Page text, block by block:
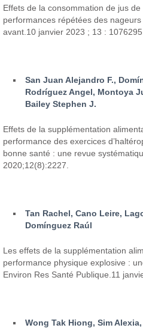
Effets de la consommation de jus
performances répétées des
avant.10 janvier 2023 ; 13 : 1076295.
San Juan Alejandro F.,
Rodríguez Angel, Montoya
Bailey Stephen J.
Effets de la supplémentation
performance des exercices
bonne santé : une revue
2020;12(8):2227.
Tan Rachel, Cano Leire,
Domínguez Raúl
Les effets de la supplémentation
performance physique explosive :
Environ Res Santé Publique.11
Wong Tak Hiong, Sim